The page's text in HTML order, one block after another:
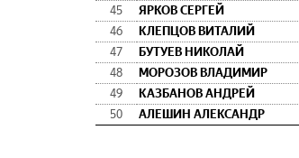
45
ЯРКОВ СЕРГЕЙ
46
КЛЕПЦОВ ВИТАЛИЙ
47
БУТУЕВ НИКОЛАЙ
48
МОРОЗОВ ВЛАДИМИР
49
КАЗБАНОВ АНДРЕЙ
50
АЛЕШИН АЛЕКСАНДР